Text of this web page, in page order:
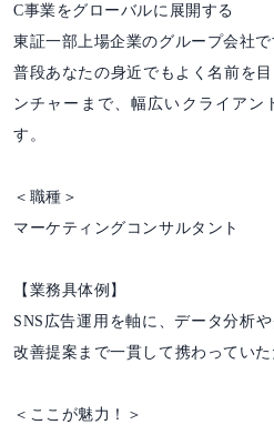
C事業をグローバルに展開する
東証一部上場企業のグループ会社で
普段あなたの身近でもよく名前を
ンチャーまで、幅広いクライアン
す。
＜職種＞
マーケティングコンサルタント
【業務具体例】
SNS広告運用を軸に、データ分析
改善提案まで一貫して携わっていた
＜ここが魅力！＞